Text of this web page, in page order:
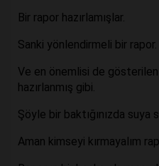
Bir rapor hazırlamışlar.
Sanki yönlendirmeli bir rapor.
Ve en önemlisi de
hazırlanmış gibi.
Şöyle bir baktığınızda suya
Aman kimseyi kırmayalım